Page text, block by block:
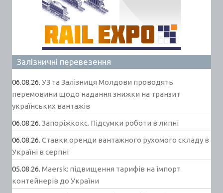
Залізничні перевезення
06.08.26. УЗ та Залізниця Молдови проводять
перемовини щодо надання знижки на транзит
українських вантажів
06.08.26. Запоріжкокс. Підсумки роботи в липні
06.08.26. Ставки оренди вантажного рухомого складу в
Україні в серпні
05.08.26. Maersk: підвищення тарифів на імпорт
контейнерів до України